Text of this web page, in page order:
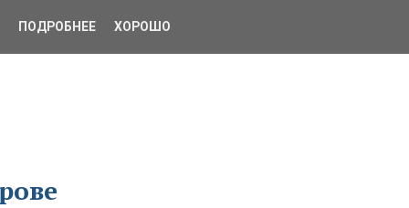
ПОДРОБНЕЕ ХОРОШО